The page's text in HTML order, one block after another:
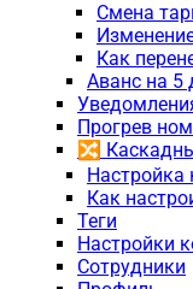
Смена
Как
Аванс на 5
Прогрев
🔀
Настройка
Как
Теги
Настройки
Сотрудники